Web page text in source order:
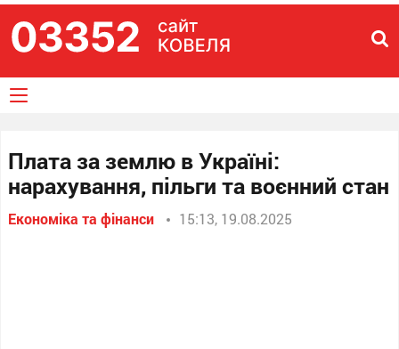
Плата за землю в Україні:
нарахування, пільги та воєнний стан
Економіка та фінанси 15:13, 19.08.2025